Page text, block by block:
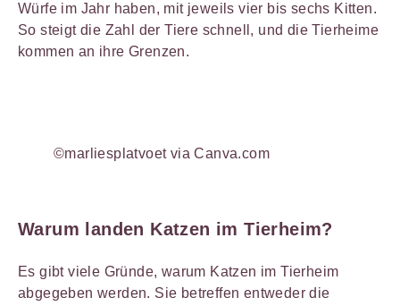
Würfe im Jahr haben, mit jeweils vier bis sechs Kitten.
So steigt die Zahl der Tiere schnell, und die Tierheime
kommen an ihre Grenzen.
©marliesplatvoet via Canva.com
Warum landen Katzen im Tierheim?
Es gibt viele Gründe, warum Katzen im Tierheim
abgegeben werden. Sie betreffen entweder die